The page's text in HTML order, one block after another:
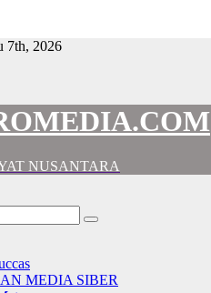
7th, 2026
NUSANTARA
MEDIA SIBER